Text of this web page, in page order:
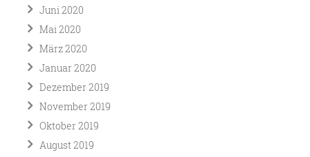
Juni 2020
Mai 2020
März 2020
Januar 2020
Dezember 2019
November 2019
Oktober 2019
August 2019